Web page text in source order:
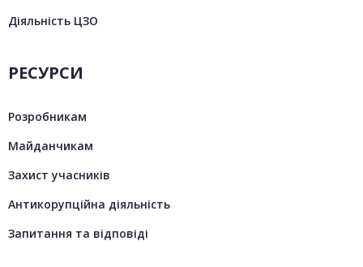
Діяльність ЦЗО
РЕСУРСИ
Розробникам
Майданчикам
Захист учасників
Антикорупційна діяльність
Запитання та відповіді